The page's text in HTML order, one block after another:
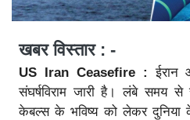
खबर विस्तार : -
US Iran Ceasefire :ईरान
संघर्षविराम जारी है। लंबे समय
केबल्स के भविष्य को लेकर